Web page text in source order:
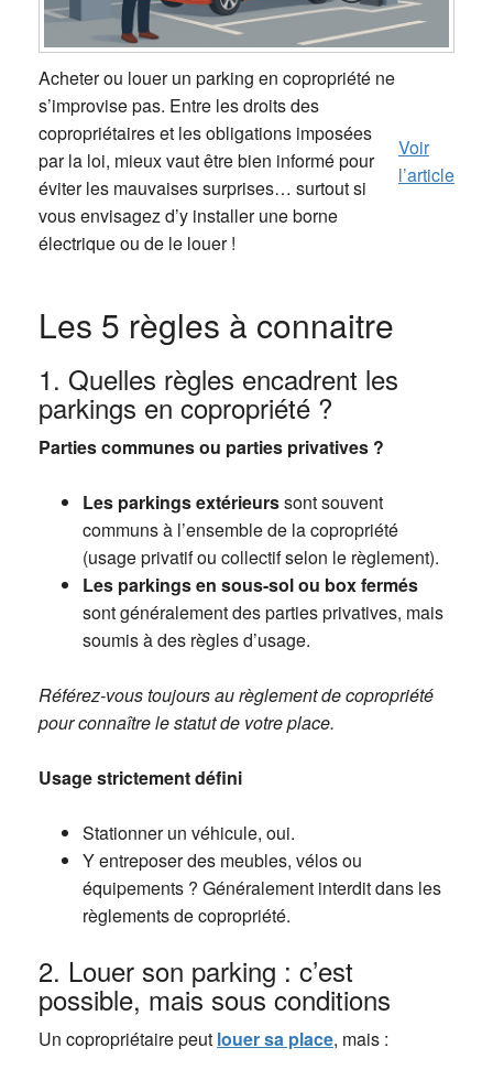
Acheter ou louer un parking en copropriété ne
s’improvise pas. Entre les droits des
copropriétaires et les obligations imposées
par la loi, mieux vaut être bien informé pour
éviter les mauvaises surprises… surtout si
vous envisagez d’y installer une borne
électrique ou de le louer !
Voir
l’article
Les 5 règles à connaitre
1. Quelles règles encadrent les
parkings en copropriété ?
Parties communes ou parties privatives ?
Les parkings extérieurssont souvent
communs à l’ensemble de la copropriété
(usage privatif ou collectif selon le règlement).
Les parkings en sous-sol ou box fermés
sont généralement des parties privatives, mais
soumis à des règles d’usage.
Référez-vous toujours au règlement de copropriété
pour connaître le statut de votre place.
Usage strictement défini
Stationner un véhicule, oui.
Y entreposer des meubles, vélos ou
équipements ? Généralement interdit dans les
règlements de copropriété.
2. Louer son parking : c’est
possible, mais sous conditions
Un copropriétaire peut louer sa place, mais :